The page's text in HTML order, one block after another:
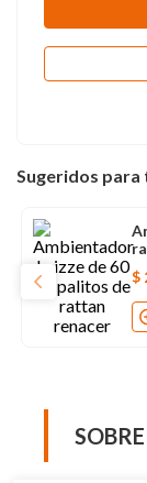
Sugeridos para
$